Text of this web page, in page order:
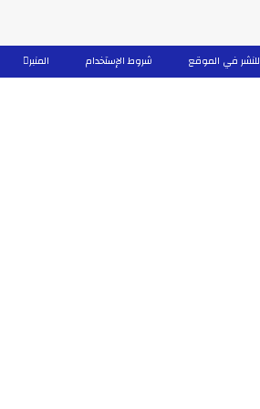
المنبر شروط الإستخدام للنشر في الموقع